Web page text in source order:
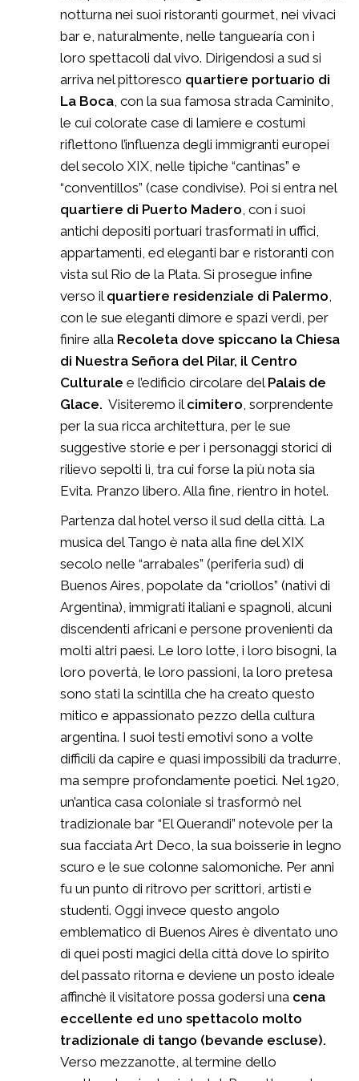
notturna nei suoi ristoranti gourmet, nei vivaci
bar e, naturalmente, nelle tanguearía con i
loro spettacoli dal vivo. Dirigendosi a sud si
arriva nel pittoresco quartiere portuario di
La Boca, con la sua famosa strada Caminito,
le cui colorate case di lamiere e costumi
riflettono l’influenza degli immigranti europei
del secolo XIX, nelle tipiche “cantinas” e
“conventillos” (case condivise). Poi si entra nel
quartiere di Puerto Madero, con i suoi
antichi depositi portuari trasformati in uffici,
appartamenti, ed eleganti bar e ristoranti con
vista sul Rio de la Plata. Si prosegue infine
verso il quartiere residenziale di Palermo,
con le sue eleganti dimore e spazi verdi, per
finire alla Recoleta dove spiccano la Chiesa
di Nuestra Señora del Pilar, il Centro
Culturale e l’edificio circolare del Palais de
Glace. Visiteremo il cimitero, sorprendente
per la sua ricca architettura, per le sue
suggestive storie e per i personaggi storici di
rilievo sepolti lì, tra cui forse la più nota sia
Evita. Pranzo libero. Alla fine, rientro in hotel.
Partenza dal hotel verso il sud della città. La
musica del Tango è nata alla fine del XIX
secolo nelle “arrabales” (periferia sud) di
Buenos Aires, popolate da “criollos” (nativi di
Argentina), immigrati italiani e spagnoli, alcuni
discendenti africani e persone provenienti da
molti altri paesi. Le loro lotte, i loro bisogni, la
loro povertà, le loro passioni, la loro pretesa
sono stati la scintilla che ha creato questo
mitico e appassionato pezzo della cultura
argentina. I suoi testi emotivi sono a volte
difficili da capire e quasi impossibili da tradurre,
ma sempre profondamente poetici. Nel 1920,
un’antica casa coloniale si trasformò nel
tradizionale bar “El Querandi” notevole per la
sua facciata Art Deco, la sua boisserie in legno
scuro e le sue colonne salomoniche. Per anni
fu un punto di ritrovo per scrittori, artisti e
studenti. Oggi invece questo angolo
emblematico di Buenos Aires è diventato uno
di quei posti magici della città dove lo spirito
del passato ritorna e deviene un posto ideale
affinchè il visitatore possa godersi una cena
eccellente ed uno spettacolo molto
tradizionale di tango (bevande escluse).
Verso mezzanotte, al termine dello